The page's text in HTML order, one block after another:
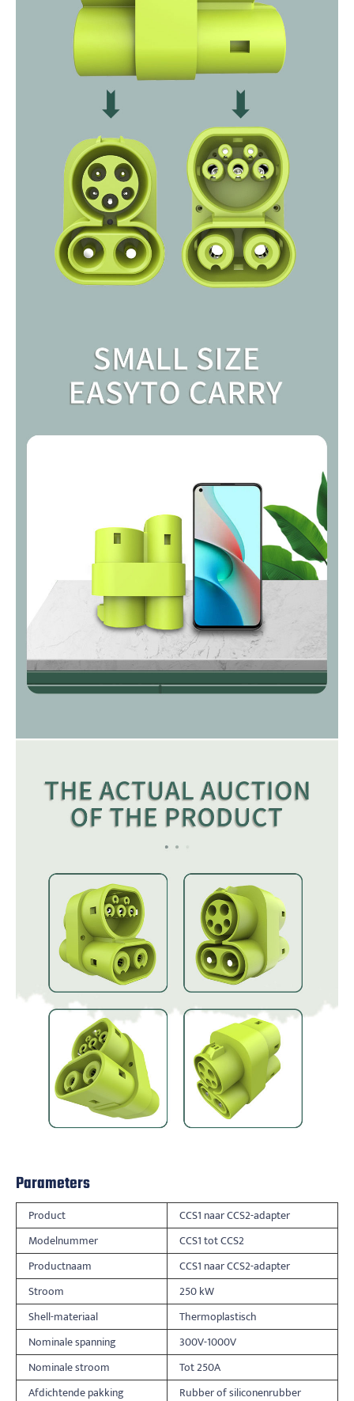
Parameters
Product
CCS1 naar CCS2-adapter
Modelnummer
CCS1 tot CCS2
Productnaam
CCS1 naar CCS2-adapter
Stroom
250 kW
Shell-materiaal
Thermoplastisch
Nominale spanning
300V-1000V
Nominale stroom
Tot 250A
Afdichtende pakking
Rubber of siliconenrubber